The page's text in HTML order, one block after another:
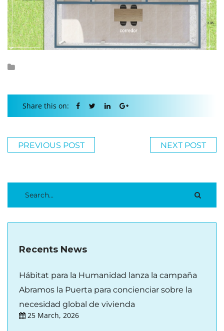
Share this on:
PREVIOUS POST NEXT POST
Recents News
Hábitat para la Humanidad lanza la campaña
Abramos la Puerta para concienciar sobre la
necesidad global de vivienda
25 March, 2026